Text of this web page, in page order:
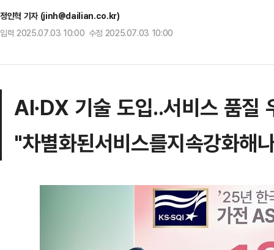
정인혁 기자 (jinh@dailian.co.kr)
입력 2025.07.03 10:00 수정 2025.07.03 10:00
AI∙DX 기술 도입..서비스 품질
"차별화된서비스를지속강화해